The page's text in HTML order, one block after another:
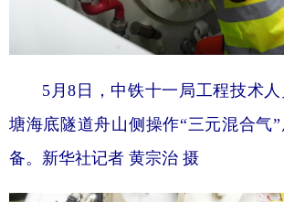
5月8日，中铁十一局工程技术人
塘海底隧道舟山侧操作“三元混合气
备。 新华社记者 黄宗治 摄